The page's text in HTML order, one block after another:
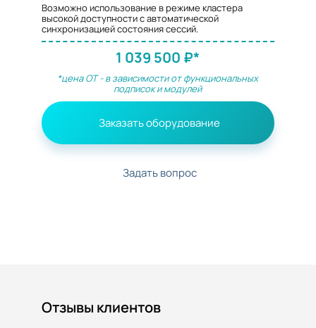
Возможно использование в режиме кластера
высокой доступности с автоматической
синхронизацией состояния сессий.
1 039 500 ₽*
*цена ОТ - в зависимости от функциональных
подписок и модулей
Заказать оборудование
Задать вопрос
Отзывы клиентов